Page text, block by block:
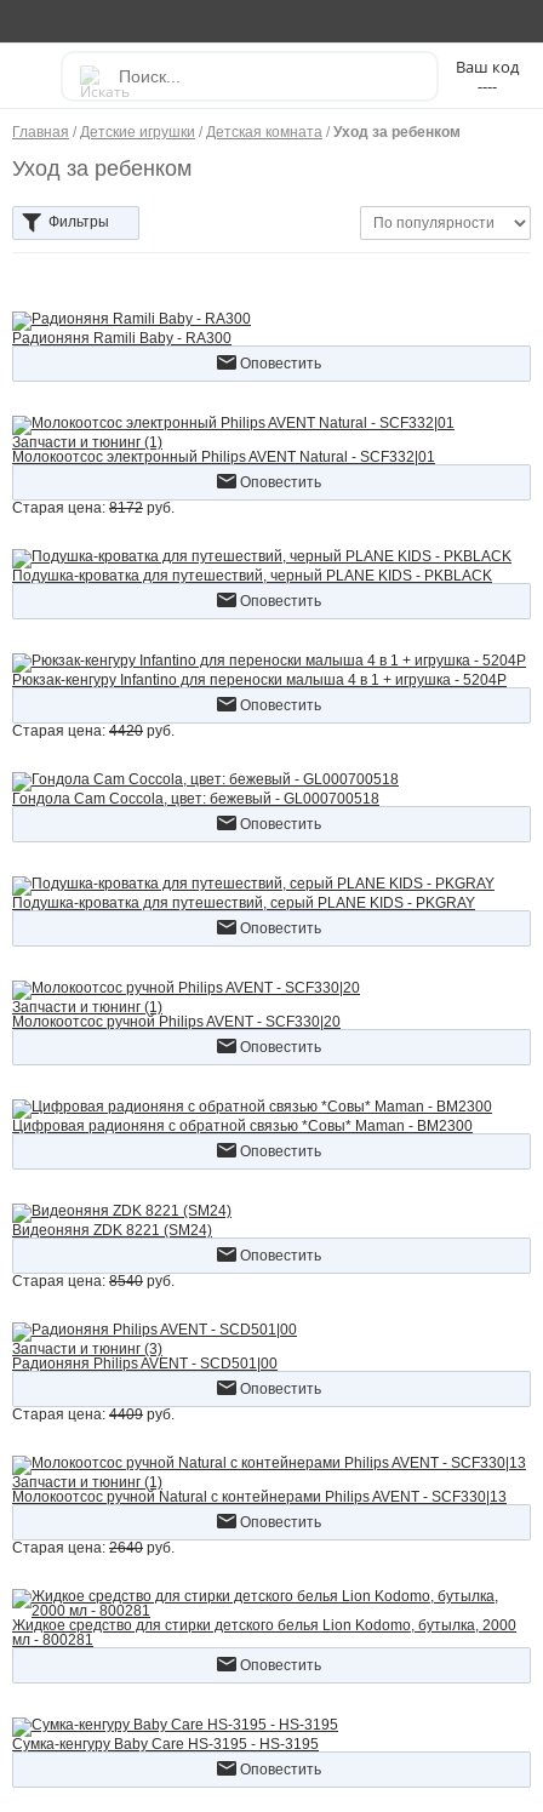
----
Главная / Детские игрушки / Детская комната / Уход за ребенком
Уход за ребенком
Фильтры
Радионяня Ramili Baby - RA300
Оповестить
Запчасти и тюнинг (1)
Молокоотсос электронный Philips AVENT Natural - SCF332|01
Оповестить
Старая цена: 8172 руб.
Подушка-кроватка для путешествий, черный PLANE KIDS - PKBLACK
Оповестить
Рюкзак-кенгуру Infantino для переноски малыша 4 в 1 + игрушка - 5204P
Оповестить
Старая цена: 4420 руб.
Гондола Cam Coccola, цвет: бежевый - GL000700518
Оповестить
Подушка-кроватка для путешествий, серый PLANE KIDS - PKGRAY
Оповестить
Запчасти и тюнинг (1)
Молокоотсос ручной Philips AVENT - SCF330|20
Оповестить
Цифровая радионяня с обратной связью *Совы* Maman - ВМ2300
Оповестить
Видеоняня ZDK 8221 (SM24)
Оповестить
Старая цена: 8540 руб.
Запчасти и тюнинг (3)
Радионяня Philips AVENT - SCD501|00
Оповестить
Старая цена: 4409 руб.
Запчасти и тюнинг (1)
Молокоотсос ручной Natural с контейнерами Philips AVENT - SCF330|13
Оповестить
Старая цена: 2640 руб.
Жидкое средство для стирки детского белья Lion Kodomo, бутылка, 2000
мл - 800281
Оповестить
Сумка-кенгуру Baby Care HS-3195 - HS-3195
Оповестить